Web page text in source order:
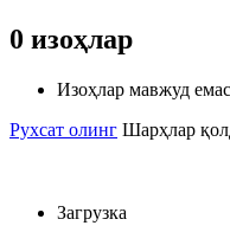
0 изоҳлар
Изоҳлар мавжуд емас
Рухсат олинг Шарҳлар
Загрузка